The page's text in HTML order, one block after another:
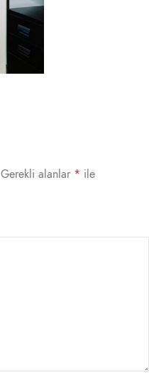
Gerekli alanlar * ile